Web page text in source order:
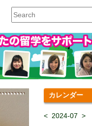
カレンダー
< 2024-07 >